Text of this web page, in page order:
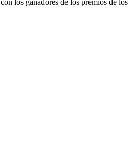
con los ganadores de los premios de los